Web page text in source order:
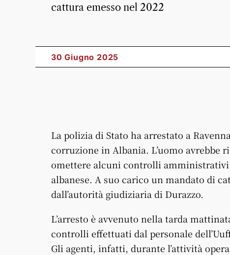
cattura emesso nel 2022
30 Giugno 2025
La polizia di Stato ha arrestato a
corruzione in Albania. L’uomo avrebbe
omettere alcuni controlli
albanese. A suo carico un mandato di
dall’autorità giudiziaria di Durazzo.
L’arresto è avvenuto nella tarda
controlli effettuati dal personale
Gli agenti, infatti, durante l’attività